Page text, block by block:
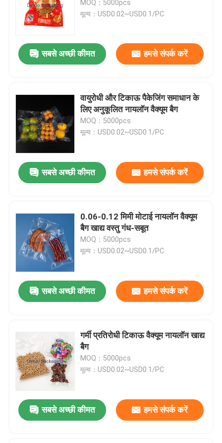
MOQ：5000pcs
मूल्य：USD0.02~USD0.1/PC
सबसे अच्छी कीमत हमसे संपर्क करें
वायुरोधी और टिकाऊ पैकेजिंग समाधान के
लिए अनुकूलित नायलॉन वैक्यूम बैग
MOQ：5000pcs
मूल्य：USD0.02~USD0.1/PC
सबसे अच्छी कीमत हमसे संपर्क करें
0.06-0.12 मिमी मोटाई नायलॉन वैक्यूम
बैग खाद्य वस्तु गंध-सबूत
MOQ：5000pcs
मूल्य：USD0.02~USD0.1/PC
सबसे अच्छी कीमत हमसे संपर्क करें
गर्मी प्रतिरोधी टिकाऊ वैक्यूम नायलॉन खाद्य
बैग
MOQ：5000pcs
मूल्य：USD0.02~USD0.1/PC
सबसे अच्छी कीमत हमसे संपर्क करें